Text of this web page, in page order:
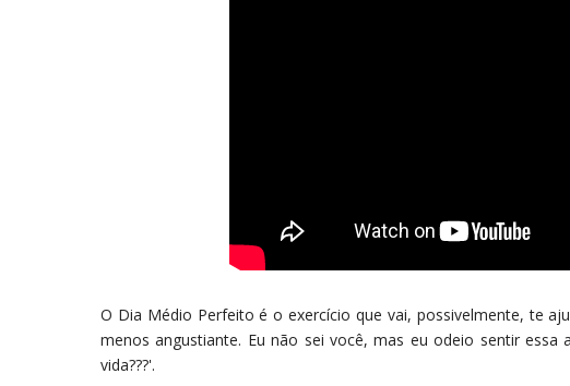
O Dia Médio Perfeito é o exercício que vai, possivelmente, te
menos angustiante. Eu não sei você, mas eu odeio sentir
vida???'.